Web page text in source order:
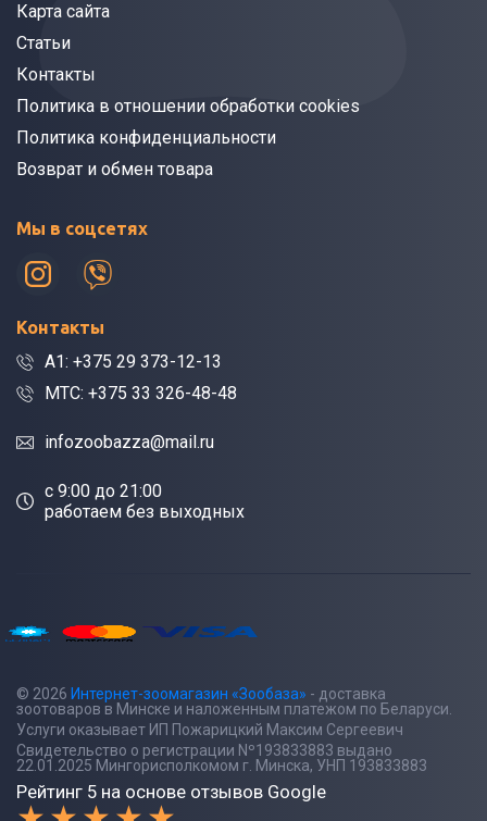
Карта сайта
Статьи
Контакты
Политика в отношении обработки cookies
Политика конфиденциальности
Возврат и обмен товара
Мы в соцсетях
Контакты
A1: +375 29 373-12-13
МТС: +375 33 326-48-48
infozoobazza@mail.ru
c 9:00 до 21:00
работаем без выходных
© 2026 Интернет-зоомагазин «Зообаза» - доставка
зоотоваров в Минске и наложенным платежом по Беларуси.
Услуги оказывает ИП Пожарицкий Максим Сергеевич
Свидетельство о регистрации Nº193833883 выдано
22.01.2025 Мингорисполкомом г. Минска, УНП 193833883
Рейтинг 5 на основе отзывов Google